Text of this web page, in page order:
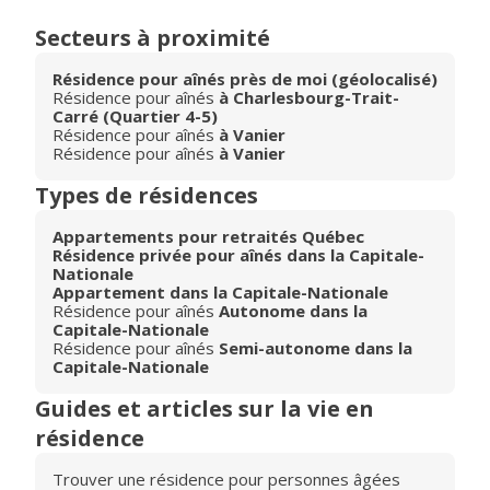
Secteurs à proximité
Résidence pour aînés près de moi (géolocalisé)
Résidence pour aînés à Charlesbourg-Trait-
Carré (Quartier 4-5)
Résidence pour aînés à Vanier
Résidence pour aînés à Vanier
Types de résidences
Appartements pour retraités Québec
Résidence privée pour aînés dans la Capitale-
Nationale
Appartement dans la Capitale-Nationale
Résidence pour aînés Autonome dans la
Capitale-Nationale
Résidence pour aînés Semi-autonome dans la
Capitale-Nationale
Guides et articles sur la vie en
résidence
Trouver une résidence pour personnes âgées